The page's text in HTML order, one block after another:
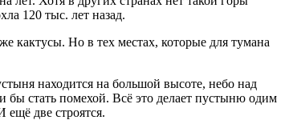
120 тыс. лет назад.
кактусы. Но в тех местах, которые для тумана
находится на большой высоте, небо над
бы стать помехой. Всё это делает пустыню одим
две строятся.